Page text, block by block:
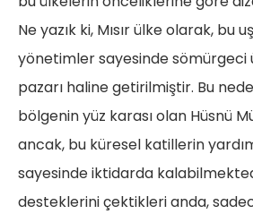
Ne yazık ki, Mısır ülke olarak, bu
yönetimler sayesinde sömürgeci
pazarı haline getirilmiştir. Bu
bölgenin yüz karası olan Hüsnü
ancak, bu küresel katillerin
sayesinde iktidarda
desteklerini çektikleri anda,